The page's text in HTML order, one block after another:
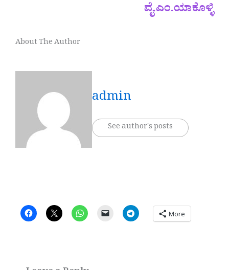
ವೈ.ಎಂ.ಯಾಕೊಳ್ಳಿ
About The Author
admin
See author's posts
More